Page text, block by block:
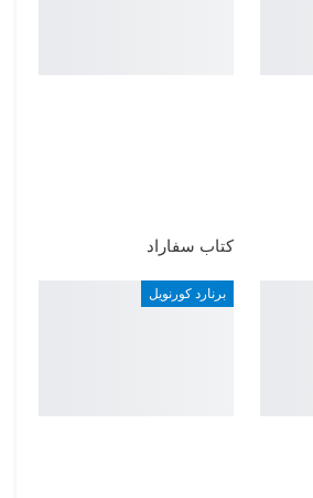
كتاب سفاراد
برنارد كورنويل